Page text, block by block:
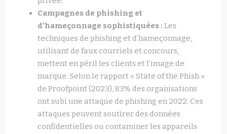
Campagnes de phishing et
d’hameçonnage sophistiquées : Les
techniques de phishing et d’hameçonnage,
utilisant de faux courriels et concours,
mettent en péril les clients et l’image de
marque. Selon le rapport « State of the Phish »
de Proofpoint (2023), 83% des organisations
ont subi une attaque de phishing en 2022. Ces
attaques peuvent soutirer des données
confidentielles ou contaminer les appareils